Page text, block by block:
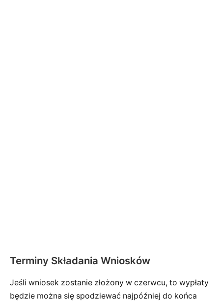
Terminy Składania Wniosków
Jeśli wniosek zostanie złożony w czerwcu, to wypłaty
będzie można się spodziewać najpóźniej do końca